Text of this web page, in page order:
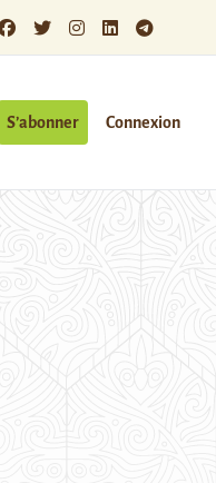
S’abonner Connexion